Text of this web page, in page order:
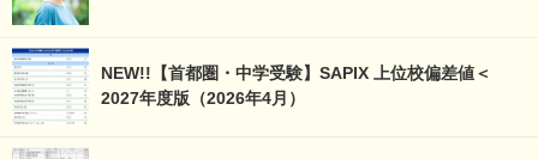
NEW!!【首都圏・中学受験】SAPIX 上位校偏差値＜
2027年度版（2026年4月）